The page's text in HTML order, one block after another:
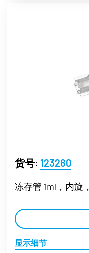
货号: 123280
冻存管 1ml，内旋
显示细节